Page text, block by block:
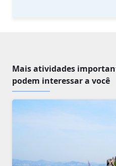
Mais atividades
podem interessar a você